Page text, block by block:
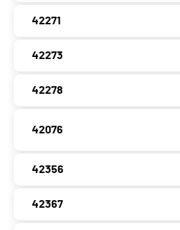
42271
42273
42278
42076
42356
42367